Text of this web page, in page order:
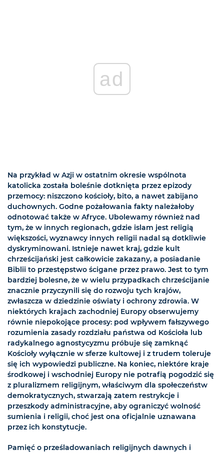
ad
Na przykład w Azji w ostatnim okresie wspólnota
katolicka została boleśnie dotknięta przez epizody
przemocy: niszczono kościoły, bito, a nawet zabijano
duchownych. Godne pożałowania fakty należałoby
odnotować także w Afryce. Ubolewamy również nad
tym, że w innych regionach, gdzie islam jest religią
większości, wyznawcy innych religii nadal są dotkliwie
dyskryminowani. Istnieje nawet kraj, gdzie kult
chrześcijański jest całkowicie zakazany, a posiadanie
Biblii to przestępstwo ścigane przez prawo. Jest to tym
bardziej bolesne, że w wielu przypadkach chrześcijanie
znacznie przyczynili się do rozwoju tych krajów,
zwłaszcza w dziedzinie oświaty i ochrony zdrowia. W
niektórych krajach zachodniej Europy obserwujemy
równie niepokojące procesy: pod wpływem fałszywego
rozumienia zasady rozdziału państwa od Kościoła lub
radykalnego agnostycyzmu próbuje się zamknąć
Kościoły wyłącznie w sferze kultowej i z trudem toleruje
się ich wypowiedzi publiczne. Na koniec, niektóre kraje
środkowej i wschodniej Europy nie potrafią pogodzić się
z pluralizmem religijnym, właściwym dla społeczeństw
demokratycznych, stwarzają zatem restrykcje i
przeszkody administracyjne, aby ograniczyć wolność
sumienia i religii, choć jest ona oficjalnie uznawana
przez ich konstytucje.
Pamięć o prześladowaniach religijnych dawnych i